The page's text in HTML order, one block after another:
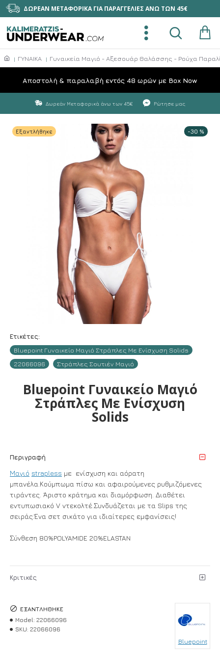
ΔΩΡΕΑΝ ΜΕΤΑΦΟΡΙΚΑ ΓΙΑ ΠΑΡΑΓΓΕΛΙΕΣ ΑΝΩ ΤΩΝ 45€
ΓΥΝΑΙΚΑ Γυναικεία Μαγιό - Αξεσουάρ Θαλάσσης - Ρούχα
Aποστολή & παραλαβή εντός 48 ωρών με Box Now
Δωρεάν Μεταφορικά άνω των 45€ Ρώτησε μας
-30 %
Εξαντλήθηκε
Ετικέτες:
Bluepoint Γυναικείο Μαγιό Στράπλες Με Ενίσχυση Solids
22066096
Στράπλες Σουτιέν Μαγιό
Bluepoint Γυναικείο Μαγιό
Στράπλες Με Ενίσχυση
Solids
Περιγραφή
Μαγιό strapless με ενίσχυση και αόρατη
μπανέλα.Κούμπωμα πίσω και αφαιρούμενες ρυθμιζόμενες
τιράντες. Άριστο κράτημα και διαμόρφωση. Διαθέτει
εντυπωσιακό V ντεκολτέ.Συνδυάζεται με τα Slips της
σειράς.Ένα σετ σικάτο για ιδιαίτερες εμφανίσεις!
Σύνθεση 80%POLYAMIDE 20%ELASTAN
Κριτικές
ΕΞΑΝΤΛΉΘΗΚΕ
Model: 22066096
SKU: 22066096
Bluepoint